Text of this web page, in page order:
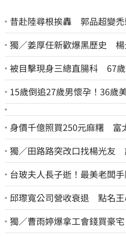
昔赴陸尋根挨轟 郭品超變禿
獨／姜厚任新歡爆黑歷史 楊
被目擊現身三總直腸科 67
15歲倒追27歲男懷孕！36歲
身價千億照買250元麻糬 富
獨／田路路突改口找楊光友
台玻夫人長子逝！最美老闆
邱瓈寬公司營收衰退 點名
獨／曹雨婷爆拿工會錢買豪